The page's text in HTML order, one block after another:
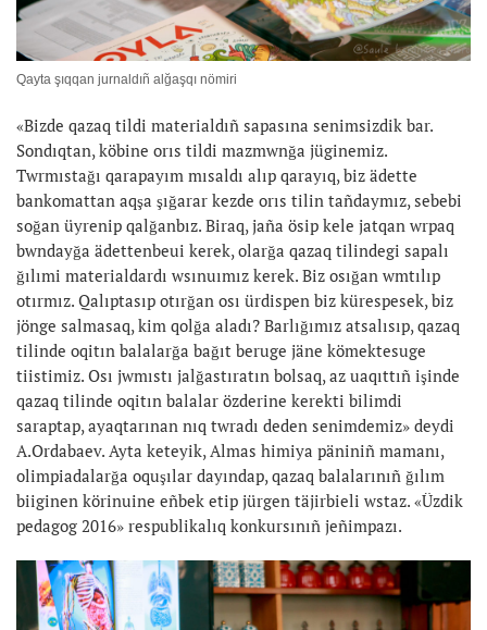
Qayta şıqqan jurnaldıñ alğaşqı nömiri
«Bizde qazaq tildi materialdıñ sapasına senimsizdik bar.
Sondıqtan, köbine orıs tildi mazmwnğa jüginemiz.
Twrmıstağı qarapayım mısaldı alıp qarayıq, biz ädette
bankomattan aqşa şığarar kezde orıs tilin tañdaymız, sebebi
soğan üyrenip qalğanbız. Biraq, jaña ösip kele jatqan wrpaq
bwndayğa ädettenbeui kerek, olarğa qazaq tilindegi sapalı
ğılımi materialdardı wsınuımız kerek. Biz osığan wmtılıp
otırmız. Qalıptasıp otırğan osı ürdispen biz kürespesek, biz
jönge salmasaq, kim qolğa aladı? Barlığımız atsalısıp, qazaq
tilinde oqitın balalarğa bağıt beruge jäne kömektesuge
tiistimiz. Osı jwmıstı jalğastıratın bolsaq, az uaqıttıñ işinde
qazaq tilinde oqitın balalar özderine kerekti bilimdi
saraptap, ayaqtarınan nıq twradı deden senimdemiz» deydi
A.Ordabaev. Ayta keteyik, Almas himiya päniniñ mamanı,
olimpiadalarğa oquşılar dayındap, qazaq balalarınıñ ğılım
biiginen körinuine eñbek etip jürgen täjirbieli wstaz. «Üzdik
pedagog 2016» respublikalıq konkursınıñ jeñimpazı.